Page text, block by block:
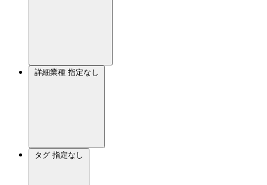
詳細業種 指定なし
タグ 指定なし